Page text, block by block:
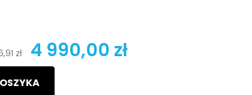
zł 4 990,00 zł